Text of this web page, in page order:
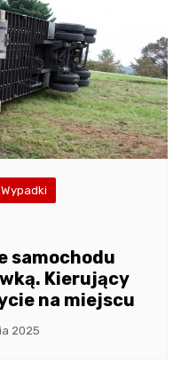
Wypadki
samochodu
Kierujący
na miejscu
2025